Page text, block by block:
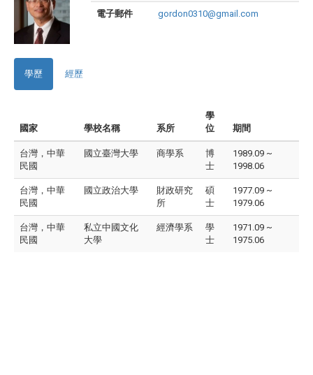
電子郵件 gordon0310@gmail.com
學歷 經歷
國家 學校名稱 系所
學
位
期間
台灣，中華
民國
國立臺灣大學 商學系
博
士
1989.09 ~
1998.06
台灣，中華
民國
國立政治大學
財政研究
所
碩
士
1977.09 ~
1979.06
台灣，中華
民國
私立中國文化
大學
經濟學系
學
士
1971.09 ~
1975.06